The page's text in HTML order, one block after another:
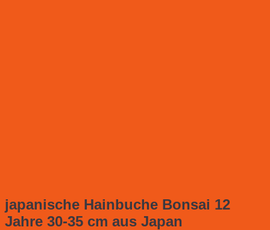
japanische Hainbuche Bonsai 12
Jahre 30-35 cm aus Japan